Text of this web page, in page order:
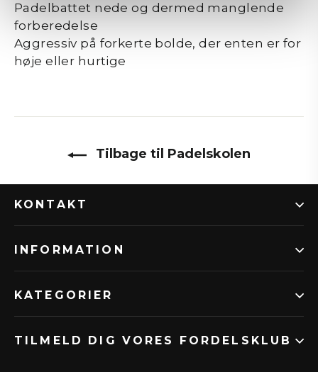
Padelbattet nede og dermed manglende
forberedelse
Aggressiv på forkerte bolde, der enten er for
høje eller hurtige
Tilbage til Padelskolen
KONTAKT
INFORMATION
KATEGORIER
TILMELD DIG VORES FORDELSKLUB